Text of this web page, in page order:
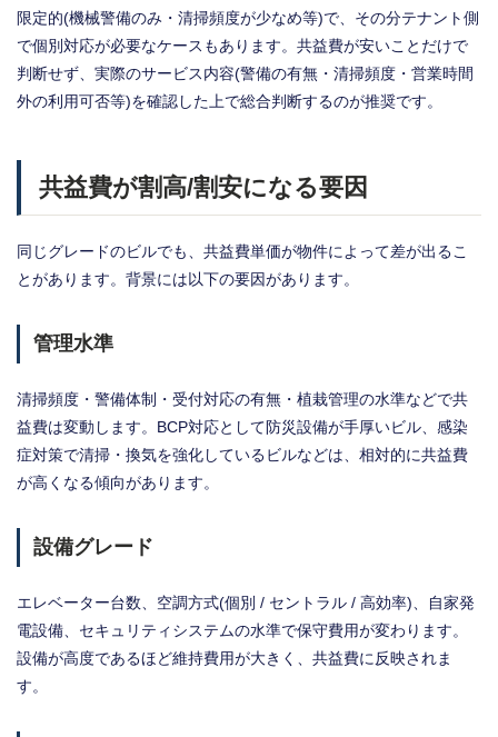
限定的(機械警備のみ・清掃頻度が少なめ等)で、その分テナント側
で個別対応が必要なケースもあります。共益費が安いことだけで
判断せず、実際のサービス内容(警備の有無・清掃頻度・営業時間
外の利用可否等)を確認した上で総合判断するのが推奨です。
共益費が割高/割安になる要因
同じグレードのビルでも、共益費単価が物件によって差が出るこ
とがあります。背景には以下の要因があります。
管理水準
清掃頻度・警備体制・受付対応の有無・植栽管理の水準などで共
益費は変動します。BCP対応として防災設備が手厚いビル、感染
症対策で清掃・換気を強化しているビルなどは、相対的に共益費
が高くなる傾向があります。
設備グレード
エレベーター台数、空調方式(個別 / セントラル / 高効率)、自家発
電設備、セキュリティシステムの水準で保守費用が変わります。
設備が高度であるほど維持費用が大きく、共益費に反映されま
す。